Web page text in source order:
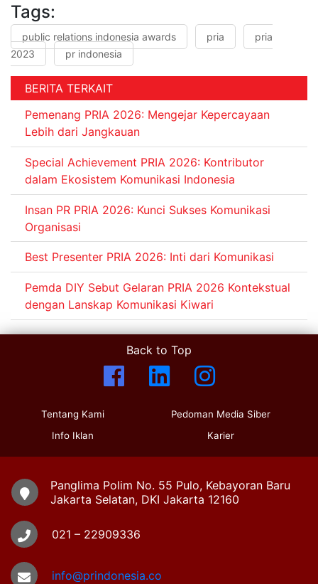
Tags:
public relations indonesia awards pria
pria
2023
pr indonesia
BERITA TERKAIT
Pemenang PRIA 2026: Mengejar Kepercayaan
Lebih dari Jangkauan
Special Achievement PRIA 2026: Kontributor
dalam Ekosistem Komunikasi Indonesia
Insan PR PRIA 2026: Kunci Sukses Komunikasi
Organisasi
Best Presenter PRIA 2026: Inti dari Komunikasi
Pemda DIY Sebut Gelaran PRIA 2026 Kontekstual
dengan Lanskap Komunikasi Kiwari
Back to Top
Tentang Kami
Info Iklan
Pedoman Media Siber
Karier
Panglima Polim No. 55 Pulo, Kebayoran Baru
Jakarta Selatan, DKI Jakarta 12160
021 – 22909336
info@prindonesia.co